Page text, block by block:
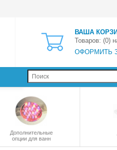
ВАША
Товаров: (0)
ОФОРМИТЬ
Дополнительные
опции для ванн